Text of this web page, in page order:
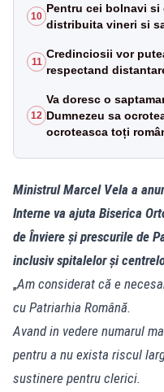
10
Pentru cei bolnavi si
distribuita vineri si
11
Credinciosii vor
respectand
12
Va doresc o
Dumnezeu sa
ocroteasca toți
Ministrul Marcel Vela a
Interne va ajuta Biserica
de Înviere și prescurile de
inclusiv spitalelor și
„Am considerat că e
cu Patriarhia Română.
Avand in vedere numarul
pentru a nu exista riscul
sustinere pentru clerici.